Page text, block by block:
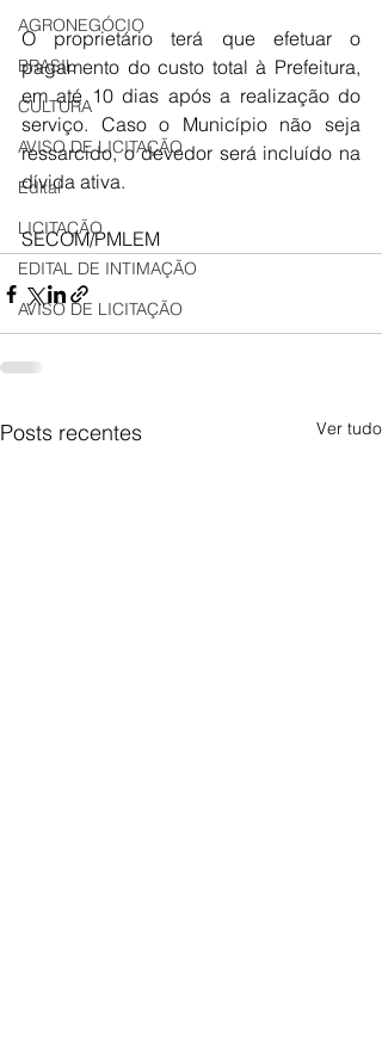
AGRONEGÓCIO
BRASIL
CULTURA
AVISO DE LICITAÇÃO
Edital
LICITAÇÃO
EDITAL DE INTIMAÇÃO
AVISO DE LICITAÇÃO
O proprietário terá que efetuar o
pagamento do custo total à Prefeitura,
em até 10 dias após a realização do
serviço. Caso o Município não seja
ressarcido, o devedor será incluído na
dívida ativa.
SECOM/PMLEM
Posts recentes Ver tudo